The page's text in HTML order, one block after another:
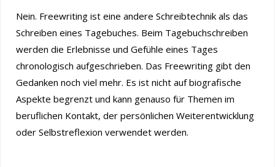
Nein. Freewriting ist eine andere Schreibtechnik als das
Schreiben eines Tagebuches. Beim Tagebuchschreiben
werden die Erlebnisse und Gefühle eines Tages
chronologisch aufgeschrieben. Das Freewriting gibt den
Gedanken noch viel mehr. Es ist nicht auf biografische
Aspekte begrenzt und kann genauso für Themen im
beruflichen Kontakt, der persönlichen Weiterentwicklung
oder Selbstreflexion verwendet werden.